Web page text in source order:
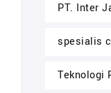
PT. Inter
spesialis
Teknologi